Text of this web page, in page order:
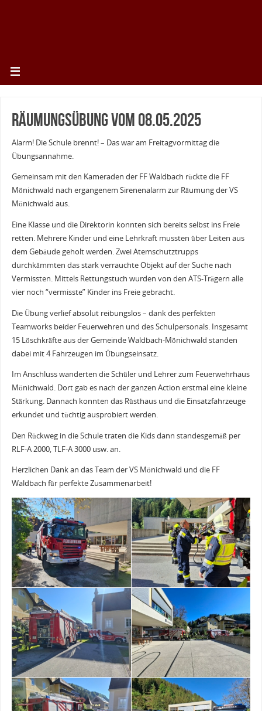
Räumungsübung vom 08.05.2025
Alarm! Die Schule brennt! – Das war am Freitagvormittag die
Übungsannahme.
Gemeinsam mit den Kameraden der FF Waldbach rückte die FF
Mönichwald nach ergangenem Sirenenalarm zur Räumung der VS
Mönichwald aus.
Eine Klasse und die Direktorin konnten sich bereits selbst ins Freie
retten. Mehrere Kinder und eine Lehrkraft mussten über Leiten aus
dem Gebäude geholt werden. Zwei Atemschutztrupps
durchkämmten das stark verrauchte Objekt auf der Suche nach
Vermissten. Mittels Rettungstuch wurden von den ATS-Trägern alle
vier noch “vermisste” Kinder ins Freie gebracht.
Die Übung verlief absolut reibungslos – dank des perfekten
Teamworks beider Feuerwehren und des Schulpersonals. Insgesamt
15 Löschkräfte aus der Gemeinde Waldbach-Mönichwald standen
dabei mit 4 Fahrzeugen im Übungseinsatz.
Im Anschluss wanderten die Schüler und Lehrer zum Feuerwehrhaus
Mönichwald. Dort gab es nach der ganzen Action erstmal eine kleine
Stärkung. Dannach konnten das Rüsthaus und die Einsatzfahrzeuge
erkundet und tüchtig ausprobiert werden.
Den Rückweg in die Schule traten die Kids dann standesgemäß per
RLF-A 2000, TLF-A 3000 usw. an.
Herzlichen Dank an das Team der VS Mönichwald und die FF
Waldbach für perfekte Zusammenarbeit!